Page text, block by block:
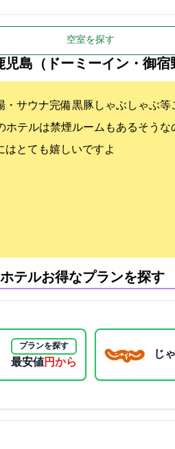
空室を探す
島（ドーミーイン・御宿
・サウナ完備 黒豚しゃぶしゃぶ
ホテルは禁煙ルームもあるそう
はとても嬉しいですよ
テル:お得なプランを探す
プランを探す
最安値3750円から
じ